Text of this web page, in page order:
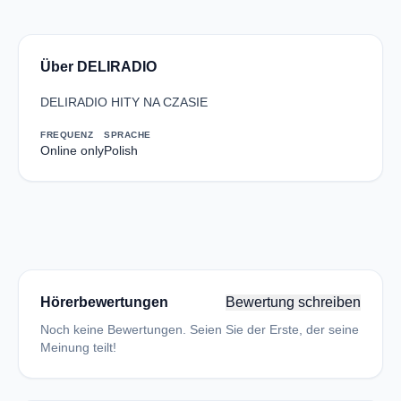
Über DELIRADIO
DELIRADIO HITY NA CZASIE
FREQUENZ
Online only
SPRACHE
Polish
Hörerbewertungen Bewertung schreiben
Noch keine Bewertungen. Seien Sie der Erste, der seine
Meinung teilt!